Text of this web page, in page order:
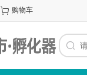
购物车